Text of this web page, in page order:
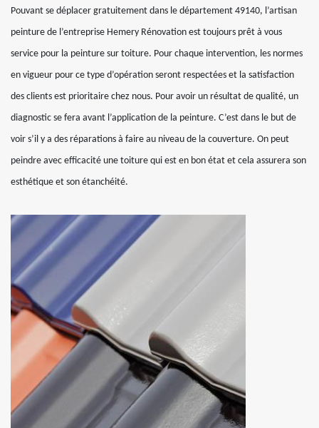
Pouvant se déplacer gratuitement dans le département 49140, l’artisan
peinture de l’entreprise Hemery Rénovation est toujours prêt à vous
service pour la peinture sur toiture. Pour chaque intervention, les normes
en vigueur pour ce type d’opération seront respectées et la satisfaction
des clients est prioritaire chez nous. Pour avoir un résultat de qualité, un
diagnostic se fera avant l’application de la peinture. C’est dans le but de
voir s’il y a des réparations à faire au niveau de la couverture. On peut
peindre avec efficacité une toiture qui est en bon état et cela assurera son
esthétique et son étanchéité.